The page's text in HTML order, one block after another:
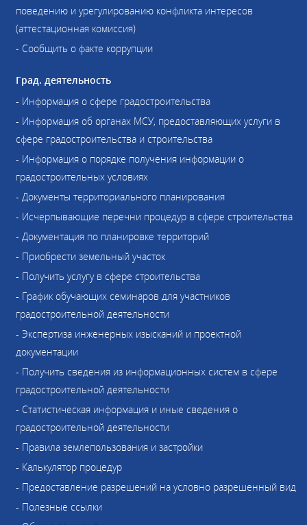
поведению и урегулированию конфликта интересов
(аттестационная комиссия)
- Сообщить о факте коррупции
Град. деятельность
- Информация о сфере градостроительства
- Информация об органах МСУ, предоставляющих услуги в
сфере градостроительства и строительства
- Информация о порядке получения информации о
градостроительных условиях
- Документы территориального планирования
- Исчерпывающие перечни процедур в сфере строительства
- Документация по планировке территорий
- Приобрести земельный участок
- Получить услугу в сфере строительства
- График обучающих семинаров для участников
градостроительной деятельности
- Экспертиза инженерных изысканий и проектной
документации
- Получить сведения из информационных систем в сфере
градостроительной деятельности
- Статистическая информация и иные сведения о
градостроительной деятельности
- Правила землепользования и застройки
- Калькулятор процедур
- Предоставление разрешений на условно разрешенный вид
- Полезные ссылки